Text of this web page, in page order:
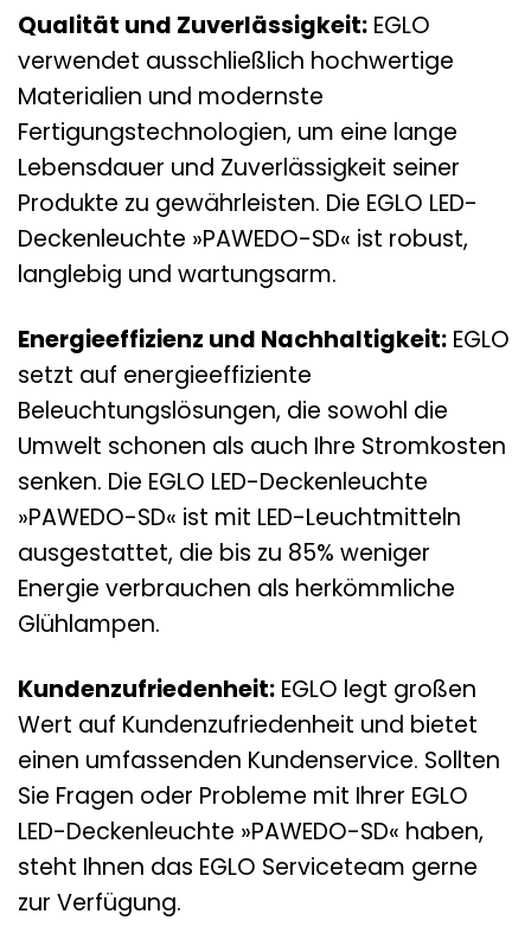
Qualität und Zuverlässigkeit: EGLO
verwendet ausschließlich hochwertige
Materialien und modernste
Fertigungstechnologien, um eine lange
Lebensdauer und Zuverlässigkeit seiner
Produkte zu gewährleisten. Die EGLO LED-
Deckenleuchte »PAWEDO-SD« ist robust,
langlebig und wartungsarm.
Energieeffizienz und Nachhaltigkeit: EGLO
setzt auf energieeffiziente
Beleuchtungslösungen, die sowohl die
Umwelt schonen als auch Ihre Stromkosten
senken. Die EGLO LED-Deckenleuchte
»PAWEDO-SD« ist mit LED-Leuchtmitteln
ausgestattet, die bis zu 85% weniger
Energie verbrauchen als herkömmliche
Glühlampen.
Kundenzufriedenheit: EGLO legt großen
Wert auf Kundenzufriedenheit und bietet
einen umfassenden Kundenservice. Sollten
Sie Fragen oder Probleme mit Ihrer EGLO
LED-Deckenleuchte »PAWEDO-SD« haben,
steht Ihnen das EGLO Serviceteam gerne
zur Verfügung.